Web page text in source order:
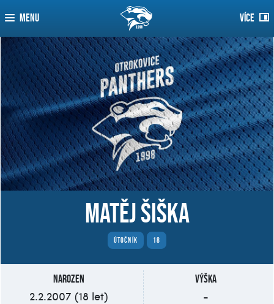
MENU VÍCE
Matěj Šiška
ÚTOČNÍK 18
Narozen
2.2.2007 (18 let)
Výška
-